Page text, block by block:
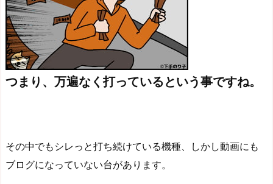
つまり、万遍なく打っているという事ですね。
その中でもシレっと打ち続けている機種、しかし動画にも
ブログになっていない台があります。